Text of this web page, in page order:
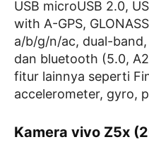
USB microUSB 2.0,
with A-GPS,
a/b/g/n/ac, dual-
dan bluetooth (5.0,
fitur lainnya seperti
accelerometer, gyro,
Kamera vivo Z5x